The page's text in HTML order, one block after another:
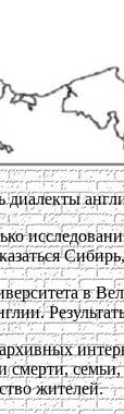
в
смерти,
жителей.